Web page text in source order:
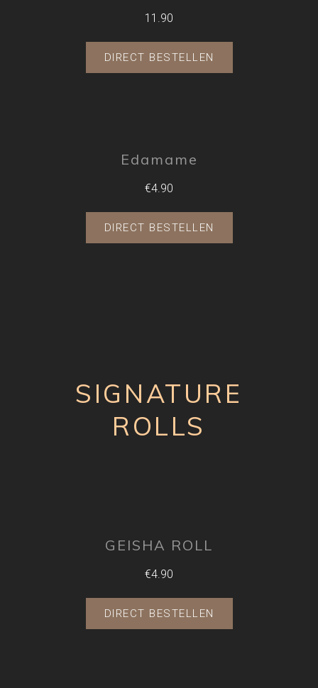
11.90
DIRECT BESTELLEN
Edamame
€4.90
DIRECT BESTELLEN
SIGNATURE
ROLLS
GEISHA ROLL
€4.90
DIRECT BESTELLEN